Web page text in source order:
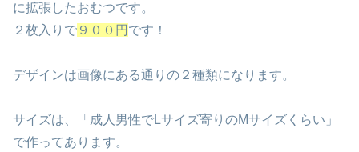
に拡張したおむつです。
２枚入りで ９００円 です！
デザインは画像にある通りの２種類になります。
サイズは、「成人男性でLサイズ寄りのMサイズくらい」
で作ってあります。